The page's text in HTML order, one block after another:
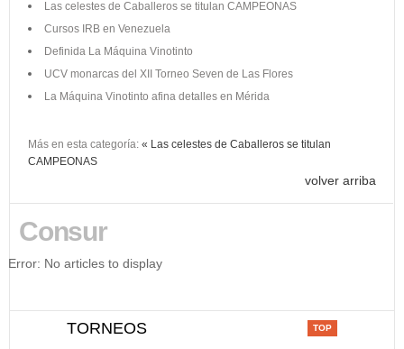
Las celestes de Caballeros se titulan CAMPEONAS
Cursos IRB en Venezuela
Definida La Máquina Vinotinto
UCV monarcas del XII Torneo Seven de Las Flores
La Máquina Vinotinto afina detalles en Mérida
Más en esta categoría: « Las celestes de Caballeros se titulan
CAMPEONAS
volver arriba
Consur
Error: No articles to display
TORNEOS